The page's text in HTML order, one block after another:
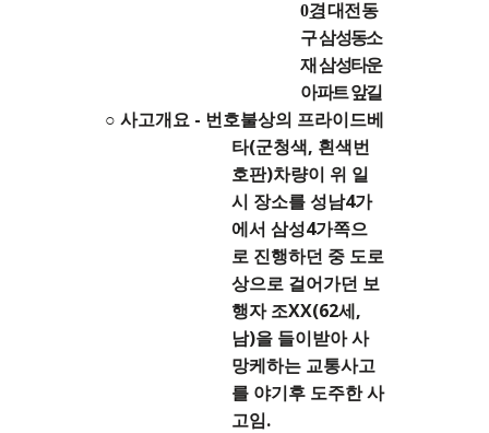
0경대전 동
구 삼성동소
재 삼성타운
아파트 앞길
○ 사고개요 - 번호불상의 프라이드베
타(군청색, 흰색번
호판)차량이 위 일
시 장소를 성남4가
에서 삼성4가쪽으
로 진행하던 중 도로
상으로 걸어가던 보
행자 조XX(62세,
남)을 들이받아 사
망케하는 교통사고
를 야기후 도주한 사
고임.